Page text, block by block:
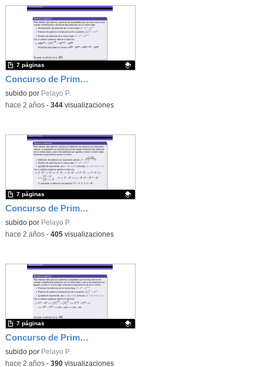
Concurso de Primavera - 2011 - Fase 2 - Nivel 2 - Ejercicio 11
Contenido educativo.
subido por Pelayo P.
7 páginas
-hace 2 años- 344visualizaciones
Concurso de Primavera - 2014 - Fase 1 - Nivel 3 - Ejercicio 1
Contenido educativo.
subido por Pelayo P.
7 páginas
-hace 2 años- 405visualizaciones
Concurso de Primavera - 2016 - Fase 2 - Nivel 2 - Ejercicio 8
Contenido educativo.
subido por Pelayo P.
7 páginas
-hace 2 años- 390visualizaciones